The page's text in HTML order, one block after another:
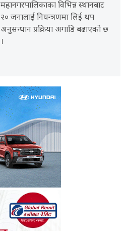
महानगरपालिकाका विभिन्न स्थानबाट
२० जनालाई नियन्त्रणमा लिई थप
अनुसन्धान प्रक्रिया अगाडि बढाएको छ
।